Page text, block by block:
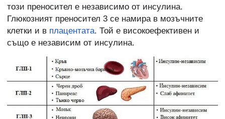
този преносител е независимо от инсулина.
Глюкозният преносител 3 се намира в мозъчните
клетки и в плацентата. Той е високоефективен и
също е независим от инсулина.